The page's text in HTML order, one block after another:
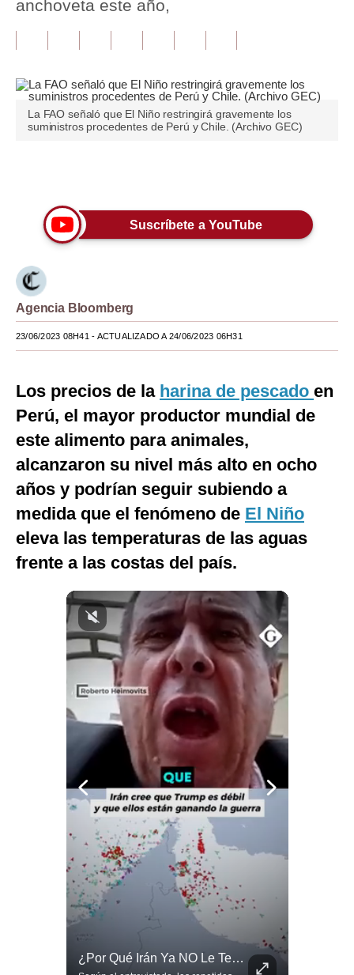
Plus G
Opinión
Editorial
Tendencias
Lujo
Viajes
Moda
Estilos
EEUU
España
Internacional
Club del Suscriptor
G de Gestión
Notas Contratadas
Gestión TV
Fotogalerías
Condiciones
anchoveta este año,
La FAO señaló que El Niño restringirá gravemente los
suministros procedentes de Perú y Chile. (Archivo GEC)
Suscríbete a YouTube
Agencia Bloomberg
23/06/2023 08H41 - ACTUALIZADO A 24/06/2023 06H31
Los precios de la harina de pescado en
Perú, el mayor productor mundial de
este alimento para animales,
alcanzaron su nivel más alto en ocho
años y podrían seguir subiendo a
medida que el fenómeno de El Niño
eleva las temperaturas de las aguas
frente a las costas del país.
¿Por Qué Irán Ya NO Le Teme A Donald Trump? | #radar24